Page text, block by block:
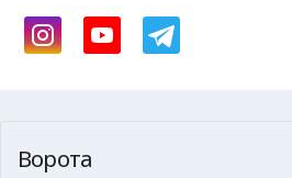
Ворота